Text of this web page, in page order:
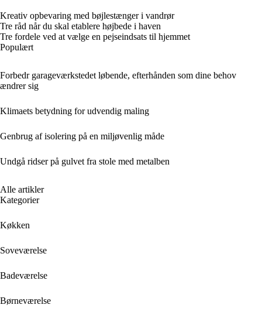
Kreativ opbevaring med bøjlestænger i vandrør
Tre råd når du skal etablere højbede i haven
Tre fordele ved at vælge en pejseindsats til hjemmet
Populært
Forbedr garageværkstedet løbende, efterhånden som dine behov
ændrer sig
Klimaets betydning for udvendig maling
Genbrug af isolering på en miljøvenlig måde
Undgå ridser på gulvet fra stole med metalben
Alle artikler
Kategorier
Køkken
Soveværelse
Badeværelse
Børneværelse